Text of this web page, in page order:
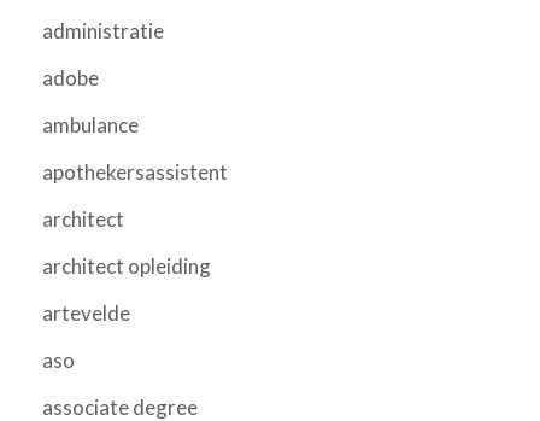
administratie
adobe
ambulance
apothekersassistent
architect
architect opleiding
artevelde
aso
associate degree